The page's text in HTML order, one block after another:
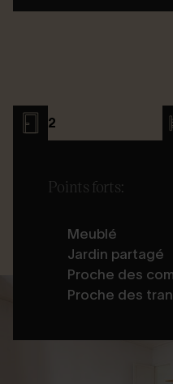
2
Points forts:
Meublé
Jardin partagé
Proche des
Proche des